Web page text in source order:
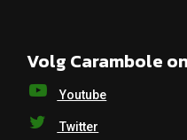
Volg Carambole
Youtube
Twitter